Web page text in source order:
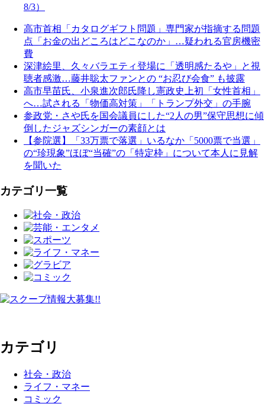
8/3）
高市首相「カタログギフト問題」専門家が指摘する問題
点「お金の出どころはどこなのか」…疑われる官房機密
費
深津絵里、久々バラエティ登場に「透明感たるや」と視
聴者感激…藤井聡太ファンとの “お忍び会食” も披露
高市早苗氏、小泉進次郎氏降し憲政史上初「女性首相」
へ…試される「物価高対策」「トランプ外交」の手腕
参政党・さや氏を国会議員にした“2人の男”保守思想に傾
倒したジャズシンガーの素顔とは
【参院選】「33万票で落選」いるなか「5000票で当選」
の“珍現象”ほぼ“当確”の「特定枠」について本人に見解
を聞いた
カテゴリ一覧
カテゴリ
社会・政治
ライフ・マネー
コミック